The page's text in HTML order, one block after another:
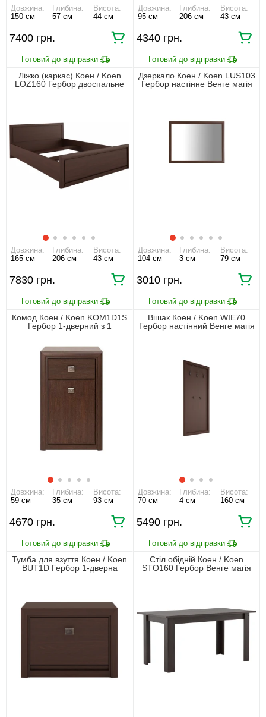
Довжина:
150 см
Глибина:
57 см
Висота:
44 см
7400 грн.
Довжина:
95 см
Глибина:
206 см
Висота:
43 см
4340 грн.
Ліжко (каркас) Коен / Koen
LOZ160 Гербор двоспальне
Довжина:
165 см
Глибина:
206 см
Висота:
43 см
7830 грн.
Дзеркало Коен / Koen LUS103
Гербор настінне Венге магія
Довжина:
104 см
Глибина:
3 см
Висота:
79 см
3010 грн.
Комод Коен / Koen KOM1D1S
Гербор 1-дверний з 1
Довжина:
59 см
Глибина:
35 см
Висота:
93 см
4670 грн.
Вішак Коен / Koen WIE70
Гербор настінний Венге магія
Довжина:
70 см
Глибина:
4 см
Висота:
160 см
5490 грн.
Тумба для взуття Коен / Koen
BUT1D Гербор 1-дверна
Стіл обідній Коен / Koen
STO160 Гербор Венге магія